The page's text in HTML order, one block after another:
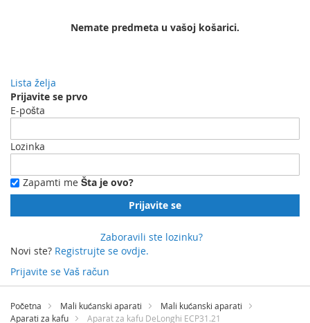
Nemate predmeta u vašoj košarici.
Lista želja
Prijavite se prvo
E-pošta
Lozinka
Zapamti me Šta je ovo?
Prijavite se
Zaboravili ste lozinku?
Novi ste? Registrujte se ovdje.
Prijavite se Vaš račun
Preskočite
sadržaj
Početna Mali kućanski aparati
Mali kućanski aparati
Aparati za kafu
Aparat za kafu DeLonghi ECP31.21